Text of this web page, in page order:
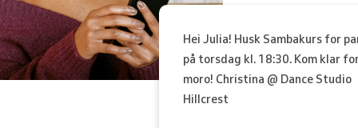
Hei Julia! Husk Sambakurs for
på torsdag kl. 18:30. Kom klar
moro! Christina @ Dance Studio
Hillcrest